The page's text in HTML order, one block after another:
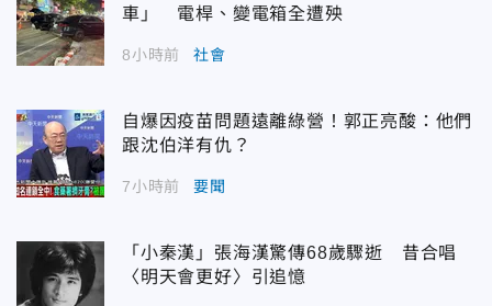
車」 電桿、變電箱全遭殃
8小時前 社會
自爆因疫苗問題遠離綠營！郭正亮酸：他們
跟沈伯洋有仇？
7小時前 要聞
「小秦漢」張海漢驚傳68歲驟逝 昔合唱
〈明天會更好〉引追憶